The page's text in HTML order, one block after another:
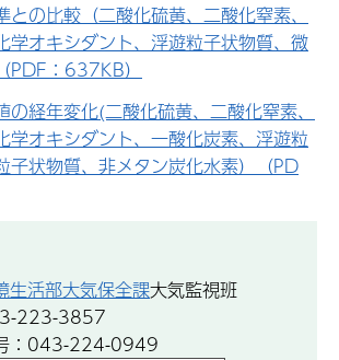
との比較（二酸化硫黄、二酸化窒素、
学オキシダント、浮遊粒子状物質、微
PDF：637KB）
の経年変化(二酸化硫黄、二酸化窒素、
学オキシダント、一酸化炭素、浮遊粒
子状物質、非メタン炭化水素）（PD
生活部大気保全課大気監視班
223-3857
：043-224-0949